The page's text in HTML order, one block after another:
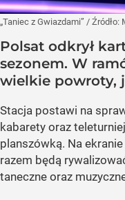
„Taniec z Gwiazdami” / Źródło:
Polsat odkrył
sezonem. W
wielkie powroty,
Stacja postawi na
kabarety oraz
planszówką. Na
razem będą
taneczne oraz